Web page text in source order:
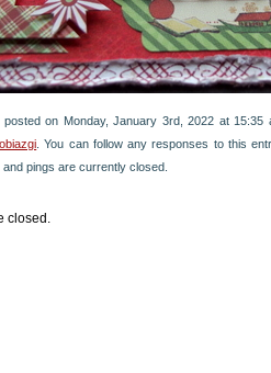
on Monday, January 3rd, 2022 at 15:35
. You can follow any responses to this
pings are currently closed.
closed.